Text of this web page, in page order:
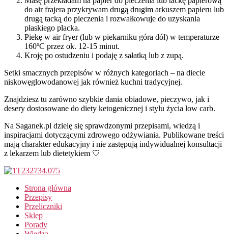
do air frajera przykrywam drugą drugim arkuszem papieru lub
drugą tacką do pieczenia i rozwałkowuje do uzyskania
płaskiego placka.
Piekę w air fryer (lub w piekarniku góra dół) w temperaturze
160ºC przez ok. 12-15 minut.
Kroję po ostudzeniu i podaję z sałatką lub z zupą.
Setki smacznych przepisów w różnych kategoriach – na diecie
niskowęglowodanowej jak również kuchni tradycyjnej.
Znajdziesz tu zarówno szybkie dania obiadowe, pieczywo, jak i
desery dostosowane do diety ketogenicznej i stylu życia low carb.
Na Saganek.pl dzielę się sprawdzonymi przepisami, wiedzą i
inspiracjami dotyczącymi zdrowego odżywiania. Publikowane treści
mają charakter edukacyjny i nie zastępują indywidualnej konsultacji
z lekarzem lub dietetykiem 🤍
Strona główna
Przepisy
Przeliczniki
Sklep
Porady